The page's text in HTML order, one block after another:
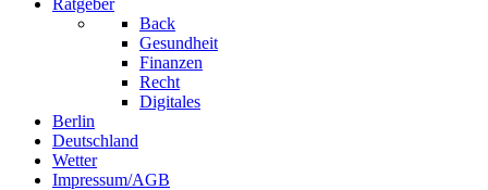
Ratgeber
Back
Gesundheit
Finanzen
Recht
Digitales
Berlin
Deutschland
Wetter
Impressum/AGB